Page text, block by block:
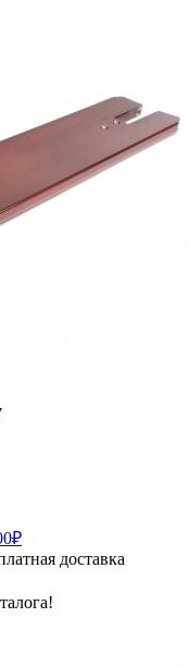
доставка